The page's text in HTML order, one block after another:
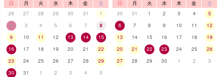
■スペック表
日 月 火 水 木 金
土
26
27 28 29 30 31
1
2
3 4 5 6 7
8
9
10 11 12 13 14
15
16
17 18 19 20 21
22
23
24 25 26 27 28
29
30
31 1 2 3 4 5
日 月 火 水 木 金
土
30
31 1 2 3 4
5
6
7 8 9 10 11
12
13
14 15 16 17 18
19
20
21 22 23 24 25
26
27
28 29 30 1 2 3